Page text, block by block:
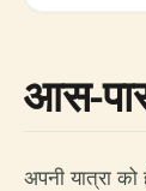
आस-
अपनी यात्रा को